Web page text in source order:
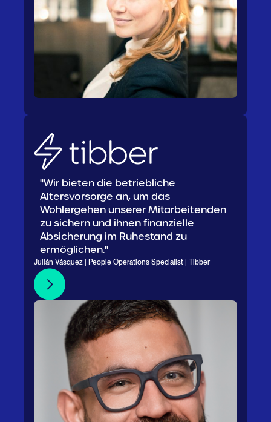
"Wir bieten die betriebliche
Altersvorsorge an, um das
Wohlergehen unserer Mitarbeitenden
zu sichern und ihnen finanzielle
Absicherung im Ruhestand zu
ermöglichen."
Julián Vásquez | People Operations Specialist | Tibber